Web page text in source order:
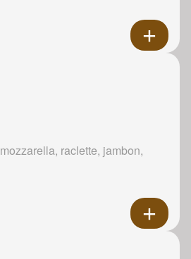
raclette, jambon,